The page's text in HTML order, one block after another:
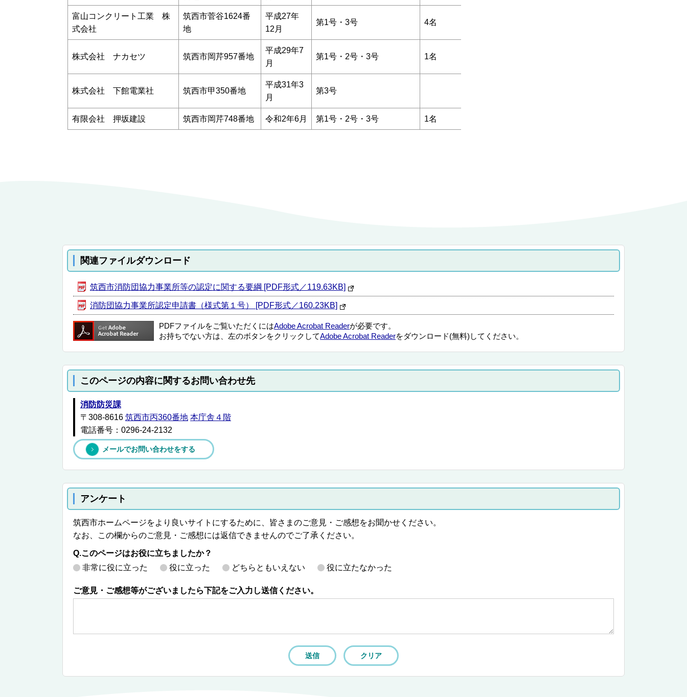
富山コンクリート工業 株
式会社
筑西市菅谷1624番
地
平成27年
12月
第1号・3号 4名
株式会社 ナカセツ 筑西市岡芹957番地
平成29年7
月
第1号・2号・3号 1名
株式会社 下館電業社 筑西市甲350番地
平成31年3
月
第3号
有限会社 押坂建設 筑西市岡芹748番地 令和2年6月 第1号・2号・3号 1名
関連ファイルダウンロード
筑西市消防団協力事業所等の認定に関する要綱 [PDF形式／119.63KB]
消防団協力事業所認定申請書（様式第１号） [PDF形式／160.23KB]
PDFファイルをご覧いただくにはAdobe Acrobat Readerが必要です。
お持ちでない方は、左のボタンをクリックしてAdobe Acrobat Readerをダウンロード(無料)してください。
このページの内容に関するお問い合わせ先
消防防災課
〒308-8616 筑西市丙360番地 本庁舎４階
電話番号：0296-24-2132
メールでお問い合わせをする
アンケート
筑西市ホームページをより良いサイトにするために、皆さまのご意見・ご感想をお聞かせください。
なお、この欄からのご意見・ご感想には返信できませんのでご了承ください。
Q.このページはお役に立ちましたか？
非常に役に立った
役に立った どちらともいえない 役に立たなかった
ご意見・ご感想等がございましたら下記をご入力し送信ください。